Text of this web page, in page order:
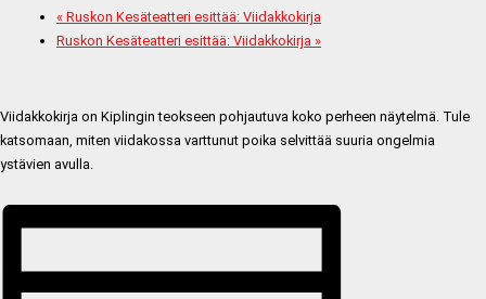
« Ruskon Kesäteatteri esittää: Viidakkokirja
Ruskon Kesäteatteri esittää: Viidakkokirja »
Viidakkokirja on Kiplingin teokseen pohjautuva koko perheen näytelmä. Tule
katsomaan, miten viidakossa varttunut poika selvittää suuria ongelmia
ystävien avulla.